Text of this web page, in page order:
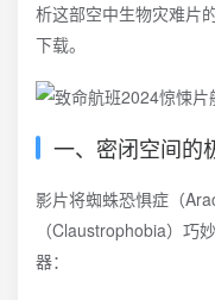
析这部空中生物灾难片
下载。
一、密闭空间的
影片将蜘蛛恐惧症（
（Claustrophobia）巧
器：